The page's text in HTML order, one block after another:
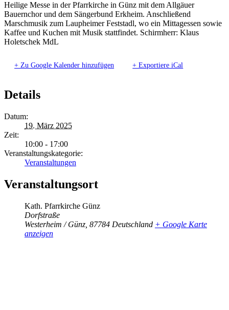
Heilige Messe in der Pfarrkirche in Günz mit dem Allgäuer
Bauernchor und dem Sängerbund Erkheim. Anschließend
Marschmusik zum Laupheimer Feststadl, wo ein Mittagessen sowie
Kaffee und Kuchen mit Musik stattfindet. Schirmherr: Klaus
Holetschek MdL
+ Zu Google Kalender hinzufügen + Exportiere iCal
Details
Datum:
19. März 2025
Zeit:
10:00 - 17:00
Veranstaltungskategorie:
Veranstaltungen
Veranstaltungsort
Kath. Pfarrkirche Günz
Dorfstraße
Westerheim / Günz 87784 Deutschland + Google Karte
anzeigen